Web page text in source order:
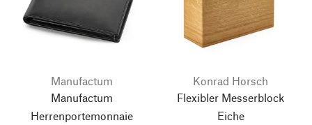
Manufactum
Manufactum
Herrenportemonnaie
Konrad Horsch
Flexibler Messerblock
Eiche